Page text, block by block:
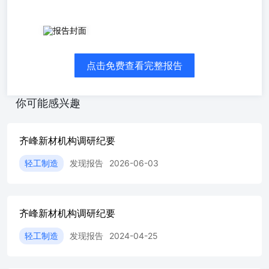
调研日期: 2026-06-02 齐峰新材料股份有限公司成立于1976
纸、耐磨纸和无纺壁纸原纸,产销量世界领先。公司还生产
乳胶纸,产销量中国领先。齐峰新材料与国内外知名品牌企
有博士后科研工作站、山东省企业技术中心、山东省工程技
的主要起草人。 一、公司的主要产品及应用场景 公司是装
饰原纸、表层耐磨纸、壁纸原纸等近10项国家标准和行业标
准的主要起草人。目前公司主要产品可分为四大系列:装饰
主要原料并经特殊工艺加工而成的工业特种用纸,可印刷成
各种精美的艺术图案,后经浸胶、贴面的人造板制作成各种
装饰材料,如家具、强化木地板和防火板,具有隔热、阻燃、
不翘曲、不开裂、易清洁、造价低、绿色环保等优良特性,
点击免费查看完整报告
你可能感兴趣
齐峰新材机构调研纪要
轻工制造 发现报告 2026-06-03
齐峰新材机构调研纪要
轻工制造 发现报告 2024-04-25